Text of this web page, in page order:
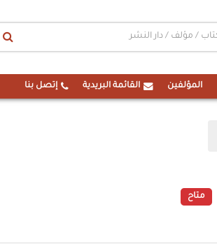
المؤلفين القائمة البريدية إتصل بنا
متاح